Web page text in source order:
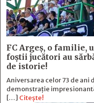
FC Argeş, o familie,
foştii jucători au
de istorie!
Aniversarea celor 73 de ani
demonstrație
[…] Citește!